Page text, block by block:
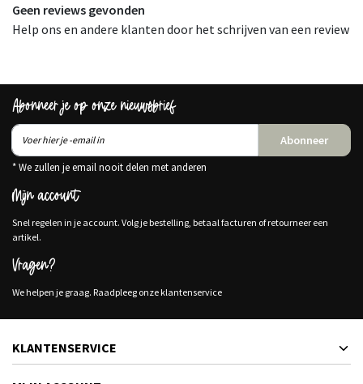
Geen reviews gevonden
Help ons en andere klanten door het schrijven van een review
Abonneer je op onze nieuwsbrief
Abonneer
* We zullen je email nooit delen met anderen
Mijn account
Snel regelen in je account. Volg je bestelling, betaal facturen of retourneer een
artikel.
Vragen?
We helpen je graag. Raadpleeg onze klantenservice
KLANTENSERVICE